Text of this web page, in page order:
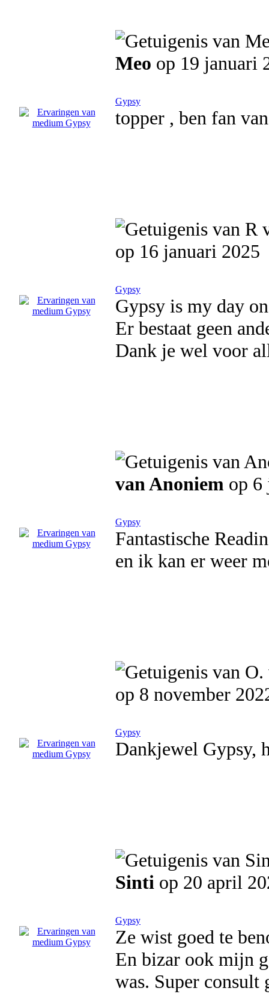
Meo op 19 januari
Gypsy
topper , ben fan
op 16 januari 2025
Gypsy
Gypsy is my day
Er bestaat geen
Dank je wel voor
van Anoniem op 6
Gypsy
Fantastische
en ik kan er weer
op 8 november
Gypsy
Dankjewel Gypsy,
Sinti op 20 april
Gypsy
Ze wist goed te
En bizar ook mijn
was. Super consult